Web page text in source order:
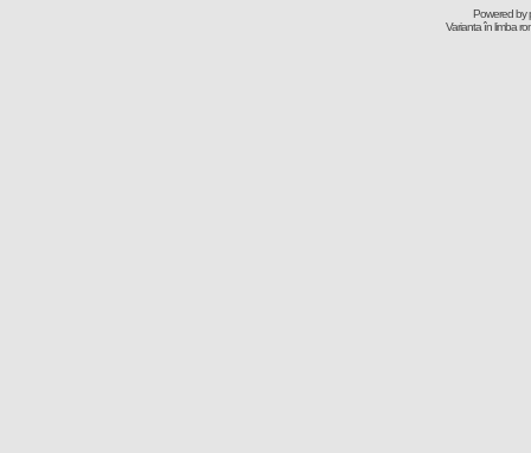
Powered by
Varianta în limba